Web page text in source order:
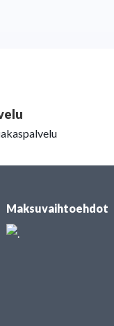
Maksuvaihtoehdot